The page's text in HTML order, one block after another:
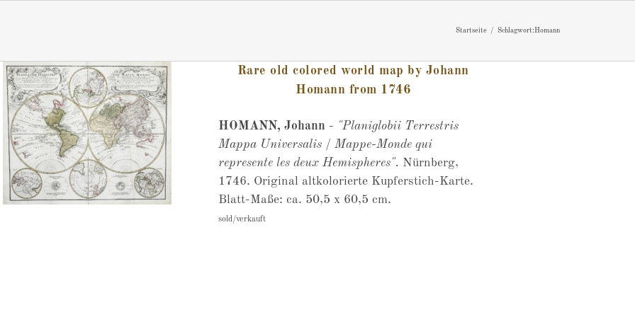
Startseite Schlagwort:Homann
Rare old colored world map by Johann
Homann from 1746
HOMANN, Johann - "Planiglobii Terrestris
Mappa Universalis / Mappe-Monde qui
represente les deux Hemispheres". Nürnberg,
1746. Original altkolorierte Kupferstich-Karte.
Blatt-Maße: ca. 50,5 x 60,5 cm.
sold/verkauft